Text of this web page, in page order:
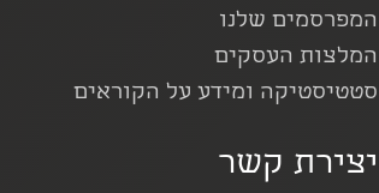
המפרסמים שלנו
המלצות העסקים
סטטיסטיקה ומידע על הקוראים
יצירת קשר